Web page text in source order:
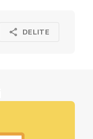
DELITE